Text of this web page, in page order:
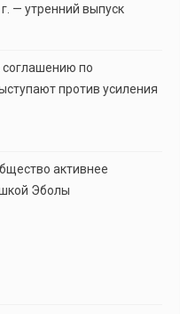
— утренний выпуск
соглашению по
против усиления
активнее
Эболы